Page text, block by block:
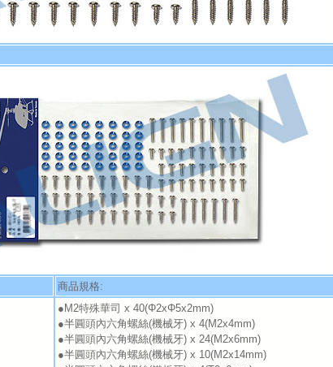
商品規格:
●M2特殊華司 x 40(Φ2xΦ5x2mm)
●半圓頭內六角螺絲(機械牙) x 4(M2x4mm)
●半圓頭內六角螺絲(機械牙) x 24(M2x6mm)
●半圓頭內六角螺絲(機械牙) x 10(M2x14mm)